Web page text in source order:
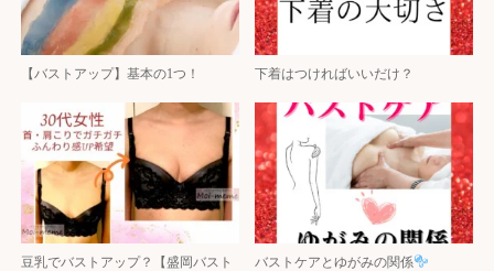
【バストアップ】基本の1つ！ 下着はつければいいだけ？
豆乳でバストアップ？【盛岡バスト
バストケアとゆがみの関係